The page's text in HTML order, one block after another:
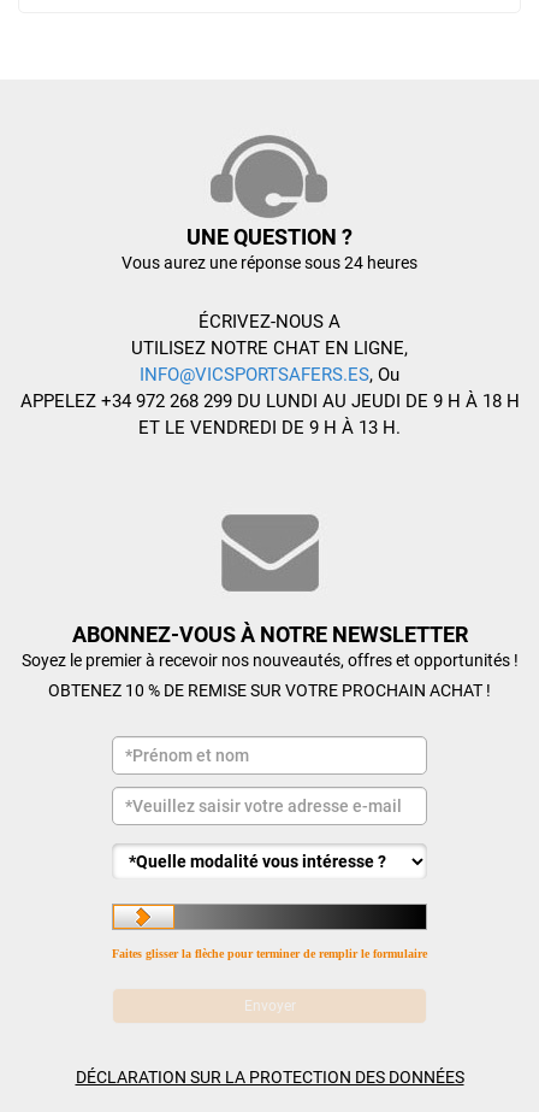
UNE QUESTION ?
Vous aurez une réponse sous 24 heures
ÉCRIVEZ-NOUS A
UTILISEZ NOTRE CHAT EN LIGNE,
INFO@VICSPORTSAFERS.ES, Ou
APPELEZ +34 972 268 299 DU LUNDI AU JEUDI DE 9 H À 18 H
ET LE VENDREDI DE 9 H À 13 H.
ABONNEZ-VOUS À NOTRE NEWSLETTER
Soyez le premier à recevoir nos nouveautés, offres et opportunités !
OBTENEZ 10 % DE REMISE SUR VOTRE PROCHAIN ACHAT !
Faites glisser la flèche pour terminer de remplir le formulaire
DÉCLARATION SUR LA PROTECTION DES DONNÉES